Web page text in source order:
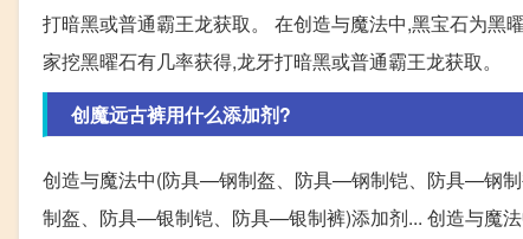
打暗黑或普通霸王龙获取。 在创造与魔法中,黑宝石为黑
家挖黑曜石有几率获得,龙牙打暗黑或普通霸王龙获取。
创魔远古裤用什么添加剂?
创造与魔法中(防具—钢制盔、防具—钢制铠、防具—钢
制盔、防具—银制铠、防具—银制裤)添加剂... 创造与魔